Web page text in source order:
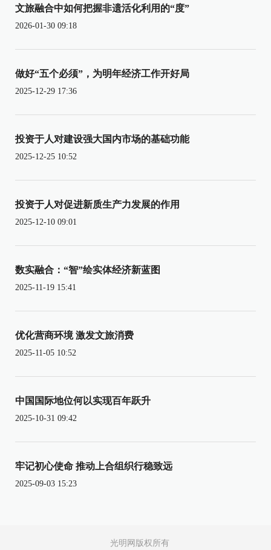
文旅融合中如何把握非遗活化利用的“度”
2026-01-30 09:18
做好“五个必须”，为明年经济工作开好局
2025-12-29 17:36
投资于人对建设强大国内市场的基础功能
2025-12-25 10:52
投资于人对促进新质生产力发展的作用
2025-12-10 09:01
数实融合：“智”绘实体经济新蓝图
2025-11-19 15:41
优化营商环境 激发文旅消费
2025-11-05 10:52
中国国际地位何以实现百年跃升
2025-10-31 09:42
牢记初心使命 推动上合组织行稳致远
2025-09-03 15:23
光明网版权所有